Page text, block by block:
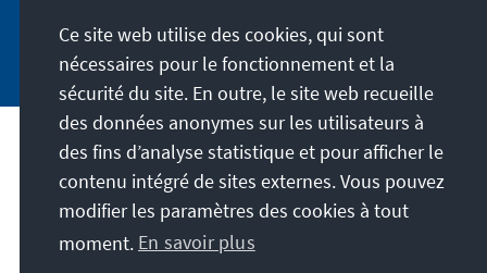
Jetzt abonnieren
Notre mission
Contact
Ce site web utilise des cookies, qui sont
nécessaires pour le fonctionnement et la
sécurité du site. En outre, le site web recueille
des données anonymes sur les utilisateurs à
des fins d’analyse statistique et pour afficher le
contenu intégré de sites externes. Vous pouvez
modifier les paramètres des cookies à tout
moment. En savoir plus